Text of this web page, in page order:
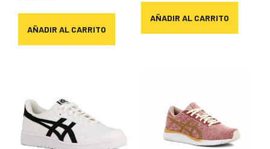
AÑADIR AL CARRITO
AÑADIR AL CARRITO